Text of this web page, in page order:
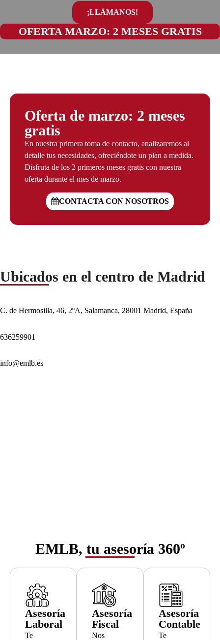
¡LLÁMANOS!
OFERTA MARZO: 2 MESES GRATIS
Oferta de marzo: 2 meses
gratis
En nuestra primera toma de contacto, analizaremos al
detalle tus necesidades, ofreciéndote un plan a medida.
Disfruta de los 2 primeros meses gratis con nuestra
oferta durante el mes de marzo.
CONTACTA CON NOSOTROS
Ubicados en el centro de Madrid
C. de Hermosilla, 46, 2ºA, Salamanca, 28001 Madrid, España
636259901
info@emlb.es
EMLB, tu asesoría 360º
Asesoría
Laboral
Te
Asesoría
Fiscal
Nos
Asesoría
Contable
Te